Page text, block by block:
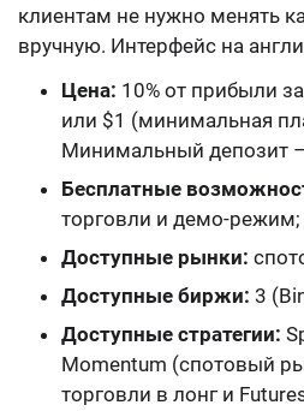
клиентам не нужно менять
вручную. Интерфейс на
Цена: 10% от прибыли
или $1 (минимальная
Минимальный депозит
Бесплатные
торговли и демо-режим;
Доступные рынки:
Доступные биржи: 3
Доступные стратегии:
Momentum (спотовый
торговли в лонг и